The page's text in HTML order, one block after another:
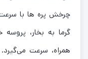
گرما به بخار،
همراه، سرعت